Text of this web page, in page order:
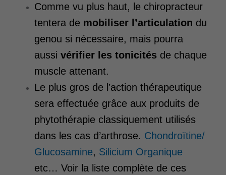
Comme vu plus haut, le chiropracteur
tentera de mobiliser l’articulation du
genou si nécessaire, mais pourra
aussi vérifier les tonicités de chaque
muscle attenant.
Le plus gros de l’action thérapeutique
sera effectuée grâce aux produits de
phytothérapie classiquement utilisés
dans les cas d’arthrose. Chondroïtine/
Glucosamine, Silicium Organique
etc… Voir la liste complète de ces